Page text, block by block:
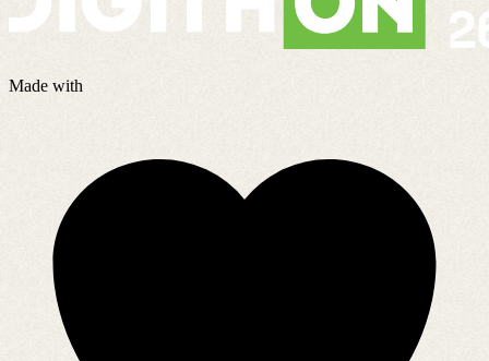
Made with